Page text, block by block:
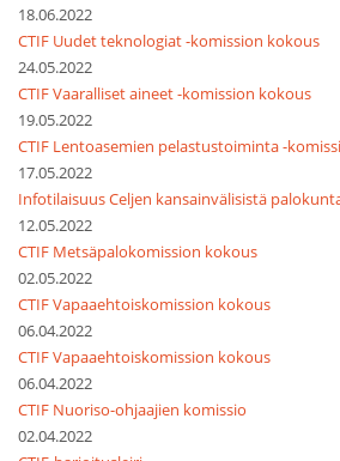
18.06.2022
CTIF Uudet teknologiat -komission kokous
24.05.2022
CTIF Vaaralliset aineet -komission kokous
19.05.2022
CTIF Lentoasemien pelastustoiminta -
17.05.2022
Infotilaisuus Celjen kansainvälisistä
12.05.2022
CTIF Metsäpalokomission kokous
02.05.2022
CTIF Vapaaehtoiskomission kokous
06.04.2022
CTIF Vapaaehtoiskomission kokous
06.04.2022
CTIF Nuoriso-ohjaajien komissio
02.04.2022